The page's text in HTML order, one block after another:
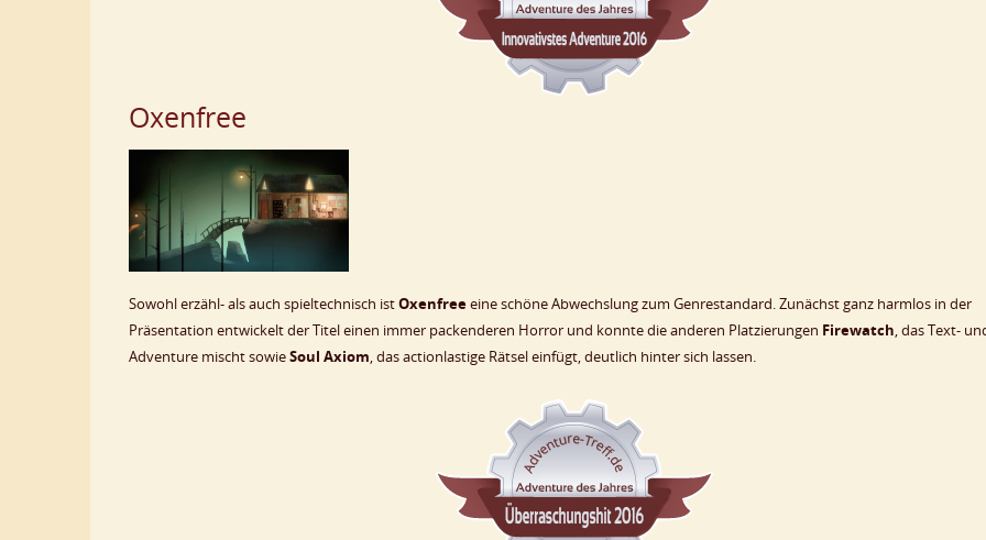
Oxenfree
Sowohl erzähl- als auch spieltechnisch istOxenfreeeine schöne Abwechslung zum Genrestandard. Zunächst ganz harmlos in der
Präsentation entwickelt der Titel einen immer packenderen Horror und konnte die anderen Platzierungen Firewatch, das Text-
Adventure mischt sowieSoul Axiom, das actionlastige Rätsel einfügt, deutlich hinter sich lassen.